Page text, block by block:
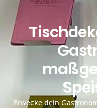
Erwecke dein